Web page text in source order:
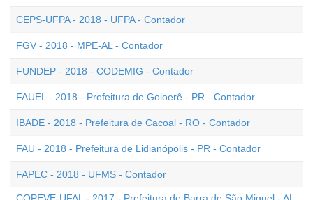
CEPS-UFPA - 2018 - UFPA - Contador
FGV - 2018 - MPE-AL - Contador
FUNDEP - 2018 - CODEMIG - Contador
FAUEL - 2018 - Prefeitura de Goioerê - PR - Contador
IBADE - 2018 - Prefeitura de Cacoal - RO - Contador
FAU - 2018 - Prefeitura de Lidianópolis - PR - Contador
FAPEC - 2018 - UFMS - Contador